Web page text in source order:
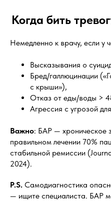
Когда бить
Немедленно к врачу, если у
Высказывания о
Бред/галлюцинации
с крыши»),
Отказ от еды/воды >
Агрессия с угрозой
Важно: БАР — хроническое
правильном лечении 70%
стабильной ремиссии
2024).
P.S. Самодиагностика
— ищите специалиста. БАР